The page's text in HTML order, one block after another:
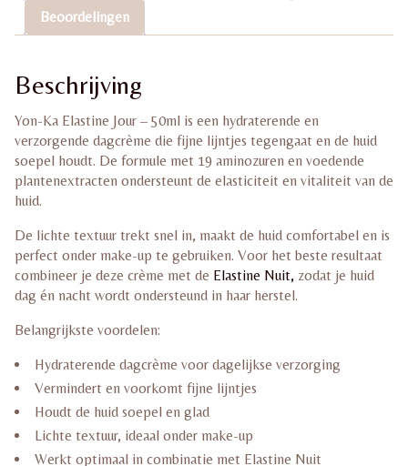
Beoordelingen
Beschrijving
Yon-Ka Elastine Jour – 50ml is een hydraterende en
verzorgende dagcrème die fijne lijntjes tegengaat en de huid
soepel houdt. De formule met 19 aminozuren en voedende
plantenextracten ondersteunt de elasticiteit en vitaliteit van de
huid.
De lichte textuur trekt snel in, maakt de huid comfortabel en is
perfect onder make-up te gebruiken. Voor het beste resultaat
combineer je deze crème met de Elastine Nuit, zodat je huid
dag én nacht wordt ondersteund in haar herstel.
Belangrijkste voordelen:
Hydraterende dagcrème voor dagelijkse verzorging
Vermindert en voorkomt fijne lijntjes
Houdt de huid soepel en glad
Lichte textuur, ideaal onder make-up
Werkt optimaal in combinatie met Elastine Nuit